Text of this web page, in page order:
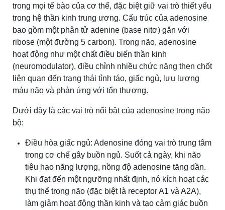
trong mọi tế bào của cơ thể, đặc biệt giữ vai trò thiết yếu
trong hệ thần kinh trung ương. Cấu trúc của adenosine
bao gồm một phân tử adenine (base nitơ) gắn với
ribose (một đường 5 carbon). Trong não, adenosine
hoạt động như một chất điều biến thần kinh
(neuromodulator), điều chỉnh nhiều chức năng then chốt
liên quan đến trạng thái tỉnh táo, giấc ngủ, lưu lượng
máu não và phản ứng với tổn thương.
Dưới đây là các vai trò nổi bật của adenosine trong não
bộ:
Điều hòa giấc ngủ: Adenosine đóng vai trò trung tâm
trong cơ chế gây buồn ngủ. Suốt cả ngày, khi não
tiêu hao năng lượng, nồng độ adenosine tăng dần.
Khi đạt đến một ngưỡng nhất định, nó kích hoạt các
thụ thể trong não (đặc biệt là receptor A1 và A2A),
làm giảm hoạt động thần kinh và tạo cảm giác buồn